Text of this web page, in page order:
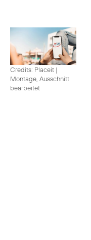
Credits: Placeit |
Montage, Ausschnitt
bearbeitet